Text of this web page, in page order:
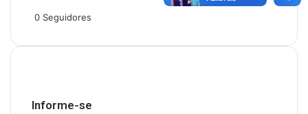
0 Seguidores
Informe-se